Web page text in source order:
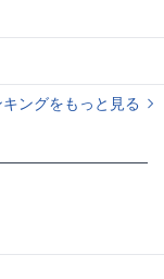
ングをもっと見る